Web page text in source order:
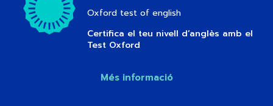
Oxford test of english
Certifica el teu nivell d’anglès amb el
Test Oxford
Més informació